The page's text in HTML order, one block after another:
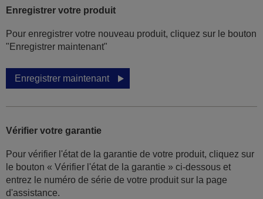
Enregistrer votre produit
Pour enregistrer votre nouveau produit, cliquez sur le bouton
"Enregistrer maintenant"
Enregistrer maintenant
Vérifier votre garantie
Pour vérifier l'état de la garantie de votre produit, cliquez sur
le bouton « Vérifier l'état de la garantie » ci-dessous et
entrez le numéro de série de votre produit sur la page
d'assistance.